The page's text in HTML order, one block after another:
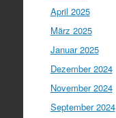
April 2025
März 2025
Januar 2025
Dezember 2024
November 2024
September 2024